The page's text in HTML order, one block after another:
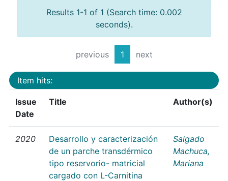
Results 1-1 of 1 (Search time: 0.002
seconds).
previous 1 next
Item hits:
Issue
Date
Title Author(s)
2020
Desarrollo y caracterización
de un parche transdérmico
tipo reservorio- matricial
cargado con L-Carnitina
Salgado
Machuca,
Mariana